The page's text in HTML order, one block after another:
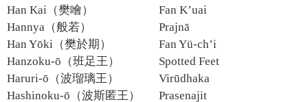
Han Kai（樊噲）
Fan K’uai
Hannya（般若）
Prajnā
Han Yōki（樊於期）
Fan Yü-ch’i
Hanzoku-ō（班足王）
Spotted Feet
Haruri-ō（波瑠璃王）
Virūdhaka
Hashinoku-ō（波斯匿王）
Prasenajit